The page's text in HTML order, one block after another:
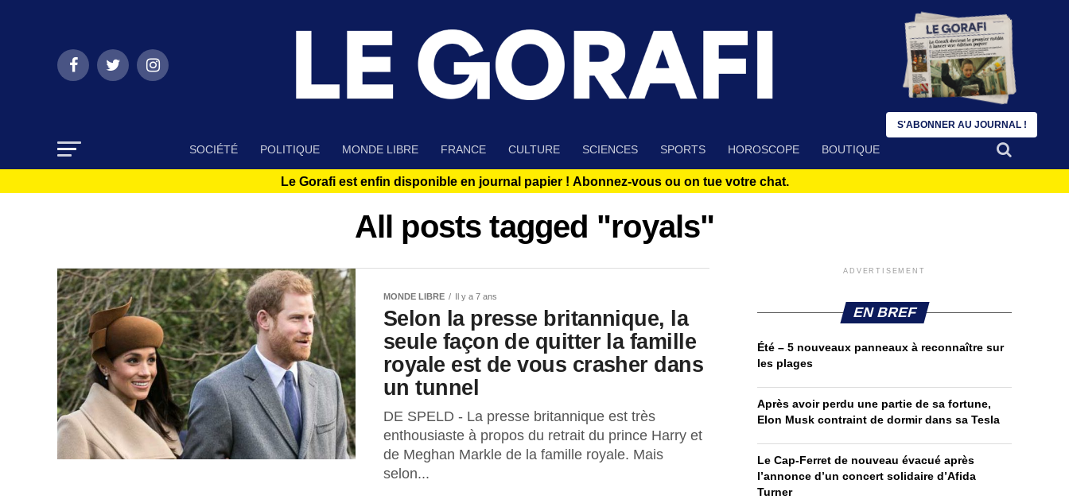
SOCIÉTÉ POLITIQUE MONDE LIBRE FRANCE CULTURE SCIENCES SPORTS HOROSCOPE BOUTIQUE
Le Gorafi est enfin disponible en journal papier ! Abonnez-vous ou on tue votre chat.
All posts tagged "royals"
MONDE LIBRE Il y a 7 ans
Selon la presse britannique, la
seule façon de quitter la famille
royale est de vous crasher dans
un tunnel
DE SPELD - La presse britannique est très
enthousiaste à propos du retrait du prince Harry et
de Meghan Markle de la famille royale. Mais
selon...
ADVERTISEMENT
EN BREF
Été – 5 nouveaux panneaux à reconnaître sur
les plages
Après avoir perdu une partie de sa fortune,
Elon Musk contraint de dormir dans sa Tesla
Le Cap-Ferret de nouveau évacué après
l’annonce d’un concert solidaire d’Afida
Turner
S'ABONNER AU JOURNAL !